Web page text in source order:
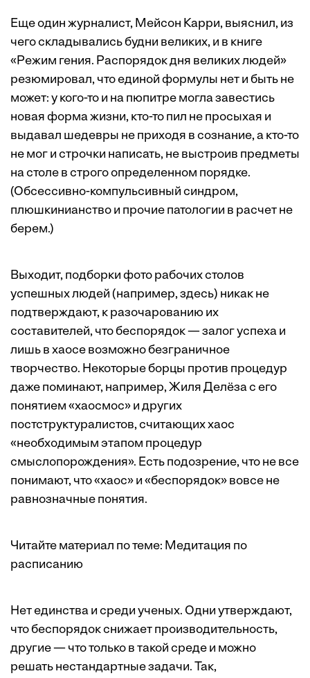
Еще один журналист, Мейсон Карри, выяснил, из
чего складывались будни великих, и в книге
«Режим гения. Распорядок дня великих людей»
резюмировал, что единой формулы нет и быть не
может: у кого-то и на пюпитре могла завестись
новая форма жизни, кто-то пил не просыхая и
выдавал шедевры не приходя в сознание, а кто-то
не мог и строчки написать, не выстроив предметы
на столе в строго определенном порядке.
(Обсессивно-компульсивный синдром,
плюшкинианство и прочие патологии в расчет не
берем.)
Выходит, подборки фото рабочих столов
успешных людей (например,здесь) никак не
подтверждают, к разочарованию их
составителей, что беспорядок — залог успеха и
лишь в хаосе возможно безграничное
творчество. Некоторые борцы против процедур
даже поминают, например, Жиля Делёза с его
понятием «хаосмос» и других
постструктуралистов, считающих хаос
«необходимым этапом процедур
смыслопорождения». Есть подозрение, что не все
понимают, что «хаос» и «беспорядок» вовсе не
равнозначные понятия.
Читайте материал по теме: Медитация по
расписанию
Нет единства и среди ученых. Одни утверждают,
что беспорядок снижает производительность,
другие — что только в такой среде и можно
решать нестандартные задачи. Так,